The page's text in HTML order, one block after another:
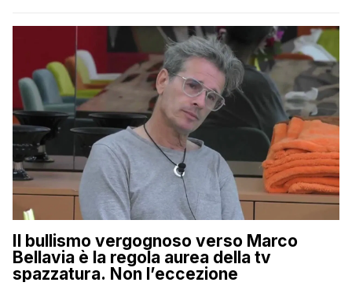
Il bullismo vergognoso verso Marco
Bellavia è la regola aurea della tv
spazzatura. Non l’eccezione